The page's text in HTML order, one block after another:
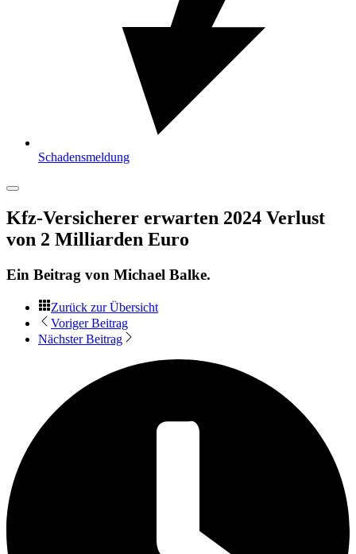
Schadensmeldung
Kfz-Versicherer erwarten 2024 Verlust
von 2 Milliarden Euro
Ein Beitrag von Michael Balke.
Zurück zur Übersicht
Voriger Beitrag
Nächster Beitrag